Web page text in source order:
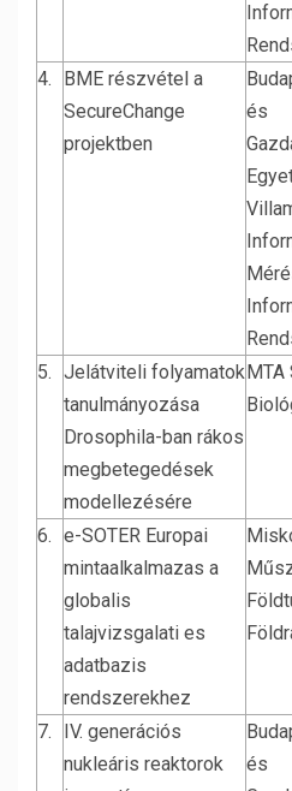
4.
BME részvétel a
SecureChange
projektben
és
5. Jelátviteli folyamatok
tanulmányozása
Drosophila-ban rákos
megbetegedések
modellezésére
MTA
6. e-SOTER Europai
mintaalkalmazas a
globalis
talajvizsgalati es
adatbazis
rendszerekhez
7.
IV. generációs
nukleáris reaktorok
és